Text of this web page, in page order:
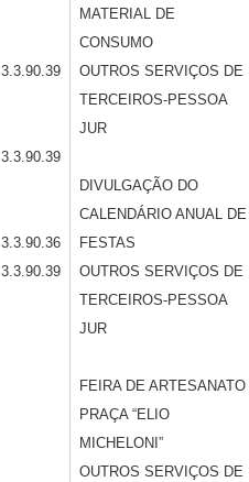
3.3.90.39
3.3.90.39
3.3.90.36
3.3.90.39
MATERIAL DE
CONSUMO
OUTROS SERVIÇOS DE
TERCEIROS-PESSOA
JUR
DIVULGAÇÃO DO
CALENDÁRIO ANUAL DE
FESTAS
OUTROS SERVIÇOS DE
TERCEIROS-PESSOA
JUR
FEIRA DE ARTESANATO
PRAÇA “ELIO
MICHELONI”
OUTROS SERVIÇOS DE